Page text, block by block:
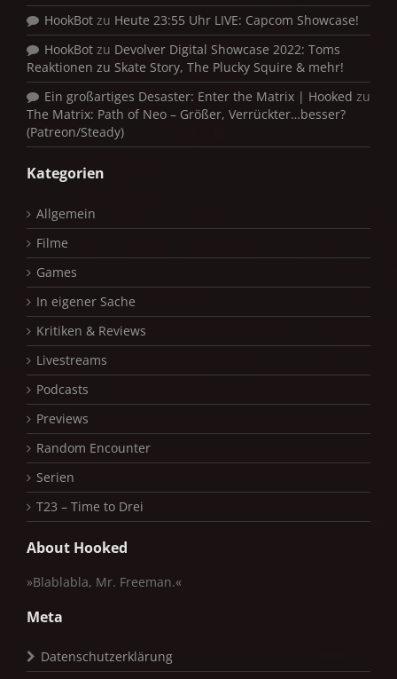
HookBot zu Heute 23:55 Uhr LIVE: Capcom Showcase!
HookBot zu Devolver Digital Showcase 2022: Toms
Reaktionen zu Skate Story, The Plucky Squire & mehr!
Ein großartiges Desaster: Enter the Matrix | Hooked zu
The Matrix: Path of Neo – Größer, Verrückter…besser?
(Patreon/Steady)
Kategorien
Allgemein
Filme
Games
In eigener Sache
Kritiken & Reviews
Livestreams
Podcasts
Previews
Random Encounter
Serien
T23 – Time to Drei
About Hooked
»Blablabla, Mr. Freeman.«
Meta
Datenschutzerklärung